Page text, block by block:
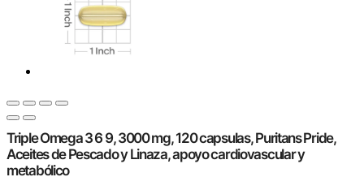
Triple Omega 3 6 9, 3000 mg, 120 capsulas, Puritans Pride,
Aceites de Pescado y Linaza, apoyo cardiovascular y
metabólico